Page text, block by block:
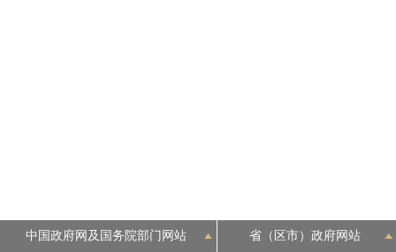
中国政府网及国务院部门网站 省（区市）政府网站